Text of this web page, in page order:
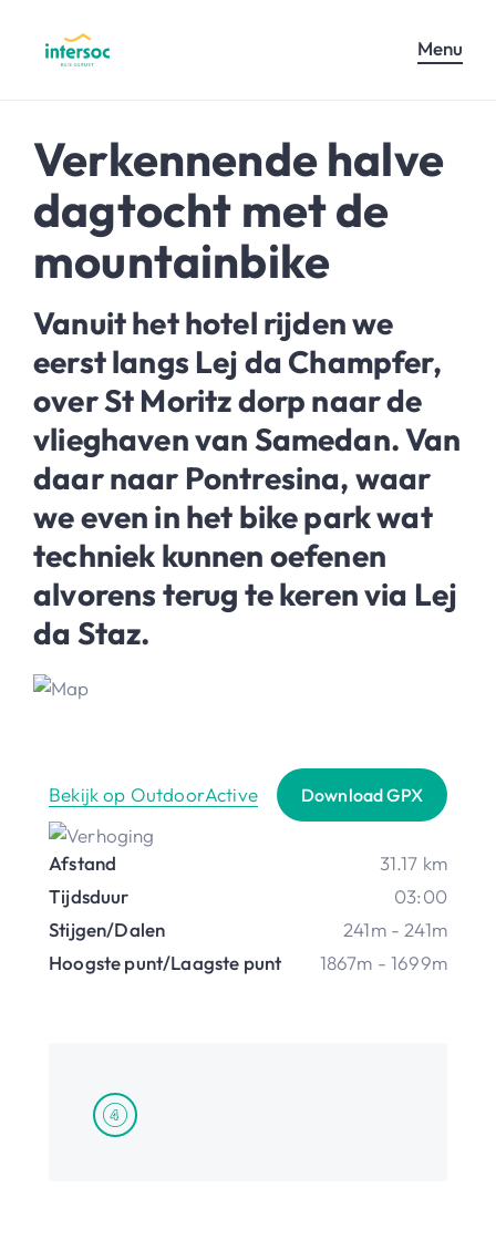
Menu
Verkennende halve
dagtocht met de
mountainbike
Vanuit het hotel rijden we
eerst langs Lej da Champfer,
over St Moritz dorp naar de
vlieghaven van Samedan. Van
daar naar Pontresina, waar
we even in het bike park wat
techniek kunnen oefenen
alvorens terug te keren via Lej
da Staz.
Bekijk op OutdoorActive Download GPX
Afstand
31.17 km
Tijdsduur
03:00
Stijgen/Dalen
241m - 241m
Hoogste punt/Laagste punt
1867m - 1699m